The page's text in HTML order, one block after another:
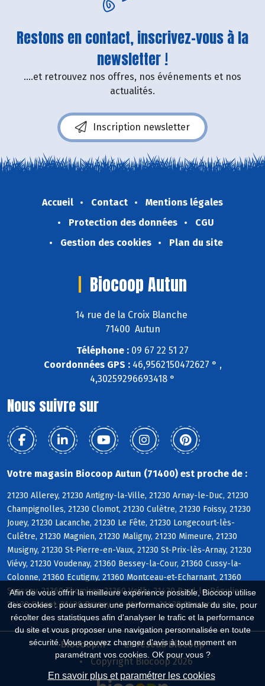
Afin de vous offrir la meilleure expérience possible, Biocoop utilise
des cookies : pour assurer une performance optimale du site, pour
récolter des statistiques afin d'analyser le trafic et la performance
du site et vous proposer une navigation personnalisée en toute
sécurité. Vous pouvez changer d'avis à tout moment en
paramétrant vos cookies. OK pour vous ?
En savoir plus et paramétrer les cookies
Restons en contact, inscrivez-vous à la
newsletter !
....et retrouvez nos offres, nos événements et nos
actualités.
Inscription newsletter
Accueil Contact
Mentions légales
Protection des données
CGU
Gestion des cookies
Plan du site
Biocoop Autun
14 rue de la Croix Blanche
71400 Autun
Téléphone : 09 67 22 51 27
Coordonnées GPS :46,9562150472627 ° ,
4,30259296693418 °
Nous suivre sur
Votre magasin Biocoop Autun (71400) est proche de :
21230 Allerey, 21230 Antigny-la-Ville, 21230 Arnay-le-Duc, 21230
Champignolles, 21230 Clomot, 21230 Culètre, 21230 Foissy, 21230
Jouey, 21230 Lacanche, 21230 Le Fête, 21230 Longecourt-lès-
Culêtre, 21230 Magnien, 21230 Maligny, 21230 Mimeure, 21230
Musigny, 21230 St-Pierre-en-Vaux, 21230 St-Prix-lès-Arnay, 21230
Viévy, 21230 Voudenay, 21360 Bessey-la-Cour, 21360 Cussy-la-
Colonne, 21360 Ecutigny, 21360 Montceau-et-Echarnant, 21360
Saussey, 21360 Thomirey, 21360 Veilly, 21430 Bard-le-Régulier,
21430 Blanot, 21430 Brazey-en-Morvan, 21430 Censerey
Biocoop.fr
Le réseau Biocoop
Copyright Biocoop 2026